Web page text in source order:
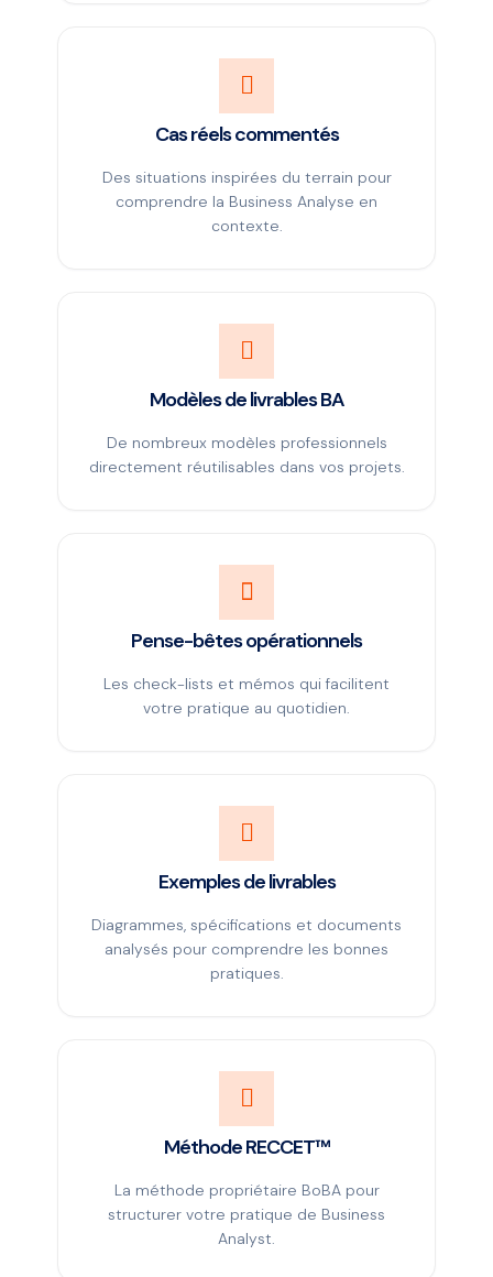
Cas réels commentés
Des situations inspirées du terrain pour
comprendre la Business Analyse en
contexte.
Modèles de livrables BA
De nombreux modèles professionnels
directement réutilisables dans vos projets.
Pense-bêtes opérationnels
Les check-lists et mémos qui facilitent
votre pratique au quotidien.
Exemples de livrables
Diagrammes, spécifications et documents
analysés pour comprendre les bonnes
pratiques.
Méthode RECCET™
La méthode propriétaire BoBA pour
structurer votre pratique de Business
Analyst.